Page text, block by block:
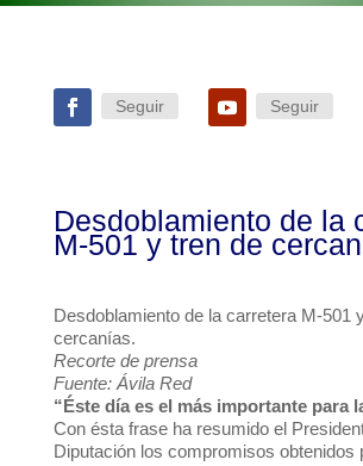
Seguir Seguir
Desdoblamiento de la
M-501 y tren de
Desdoblamiento de la carretera M-501
cercanías.
Recorte de prensa
Fuente: Ávila Red
“Éste día es el más importante para
Con ésta frase ha resumido el
Diputación los compromisos obtenidos